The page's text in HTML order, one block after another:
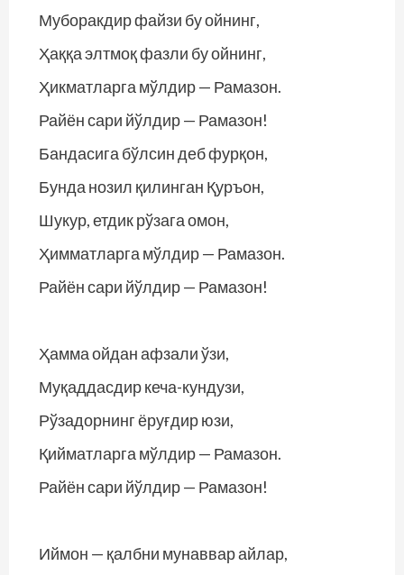
Муборакдир файзи бу ойнинг,
Ҳаққа элтмоқ фазли бу ойнинг,
Ҳикматларга мўлдир — Рамазон.
Райён сари йўлдир — Рамазон!
Бандасига бўлсин деб фурқон,
Бунда нозил қилинган Қуръон,
Шукур, етдик рўзага омон,
Ҳимматларга мўлдир — Рамазон.
Райён сари йўлдир — Рамазон!
Ҳамма ойдан афзали ўзи,
Муқаддасдир кеча-кундузи,
Рўзадорнинг ёруғдир юзи,
Қийматларга мўлдир — Рамазон.
Райён сари йўлдир — Рамазон!
Иймон — қалбни мунаввар айлар,